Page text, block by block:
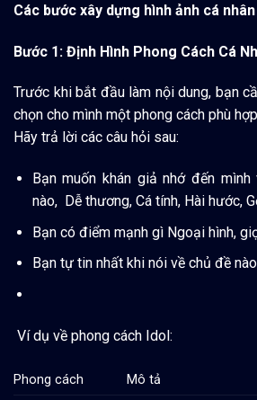
Các bước xây dựng hình ảnh cá
Bước 1: Định Hình Phong Cách Cá
Trước khi bắt đầu làm nội dung, bạn
chọn cho mình một phong cách phù
Hãy trả lời các câu hỏi sau:
Bạn muốn khán giả nhớ đến
nào, Dễ thương, Cá tính, Hài hước,
Bạn có điểm mạnh gì Ngoại hình,
Bạn tự tin nhất khi nói về chủ đề
Ví dụ về phong cách Idol:
Phong cách
Mô tả